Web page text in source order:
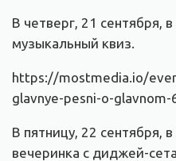
В четверг, 21 сентября,
музыкальный квиз.
https://mostmedia.io/
glavnye-pesni-o-glavnom-
В пятницу, 22 сентября,
вечеринка с диджей-